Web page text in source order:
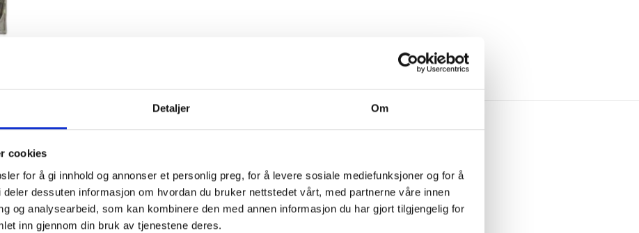
Detaljer Om
cookies
for å gi innhold og annonser et personlig preg, for å levere sosiale mediefunksjoner og for å
dessuten informasjon om hvordan du bruker nettstedet vårt, med partnerne våre innen
og analysearbeid, som kan kombinere den med annen informasjon du har gjort tilgjengelig for
inn gjennom din bruk av tjenestene deres.
BESKRIVELSEBRAND